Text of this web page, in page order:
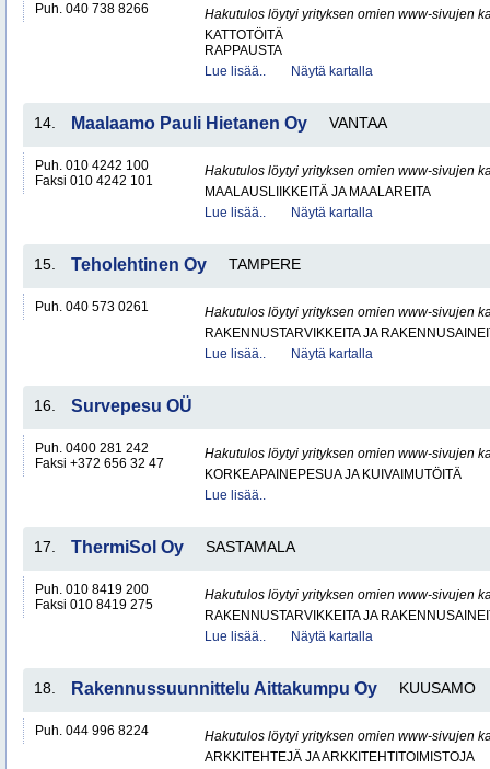
Puh. 040 738 8266
Hakutulos löytyi yrityksen omien www-sivujen
KATTOTÖITÄ
RAPPAUSTA
Lue lisää..
Näytä kartalla
14. Maalaamo Pauli Hietanen Oy VANTAA
Puh. 010 4242 100
Faksi 010 4242 101
Hakutulos löytyi yrityksen omien www-sivujen
MAALAUSLIIKKEITÄ JA MAALAREITA
Lue lisää..
Näytä kartalla
15. Teholehtinen Oy TAMPERE
Puh. 040 573 0261
Hakutulos löytyi yrityksen omien www-sivujen
RAKENNUSTARVIKKEITA JA
Lue lisää..
Näytä kartalla
16. Survepesu OÜ
Puh. 0400 281 242
Faksi +372 656 32 47
Hakutulos löytyi yrityksen omien www-sivujen
KORKEAPAINEPESUA JA KUIVAIMUTÖITÄ
Lue lisää..
17. ThermiSol Oy SASTAMALA
Puh. 010 8419 200
Faksi 010 8419 275
Hakutulos löytyi yrityksen omien www-sivujen
RAKENNUSTARVIKKEITA JA
Lue lisää..
Näytä kartalla
18. Rakennussuunnittelu Aittakumpu Oy KUUSAMO
Puh. 044 996 8224
Hakutulos löytyi yrityksen omien www-sivujen
ARKKITEHTEJÄ JA ARKKITEHTITOIMISTOJA